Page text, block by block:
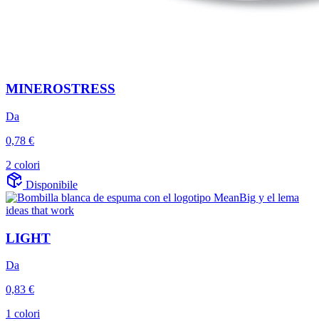
MINEROSTRESS
Da
0,78 €
2 colori
Disponibile
LIGHT
Da
0,83 €
1 colori